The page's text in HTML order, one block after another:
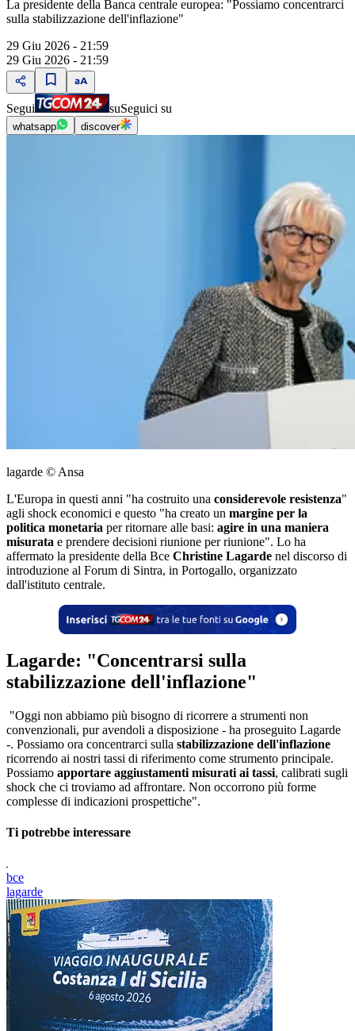
La presidente della Banca centrale europea: "Possiamo concentrarci
sulla stabilizzazione dell'inflazione"
29 Giu 2026 - 21:59
29 Giu 2026 - 21:59
Segui suSeguici su
whatsapp discover
lagarde © Ansa
L'Europa in questi anni "ha costruito una considerevole resistenza"
agli shock economici e questo "ha creato un margine per la
politica monetaria per ritornare alle basi: agire in una maniera
misurata e prendere decisioni riunione per riunione". Lo ha
affermato la presidente della Bce Christine Lagarde nel discorso di
introduzione al Forum di Sintra, in Portogallo, organizzato
dall'istituto centrale.
Lagarde: "Concentrarsi sulla
stabilizzazione dell'inflazione"
​​​"Oggi non abbiamo più bisogno di ricorrere a strumenti non
convenzionali, pur avendoli a disposizione - ha proseguito Lagarde
-. Possiamo ora concentrarci sulla stabilizzazione dell'inflazione
ricorrendo ai nostri tassi di riferimento come strumento principale.
Possiamo apportare aggiustamenti misurati ai tassi, calibrati sugli
shock che ci troviamo ad affrontare. Non occorrono più forme
complesse di indicazioni prospettiche".
Ti potrebbe interessare
bce
lagarde